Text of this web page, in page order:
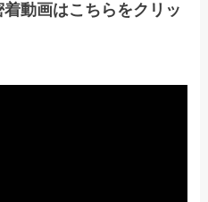
動画はこちらをクリッ